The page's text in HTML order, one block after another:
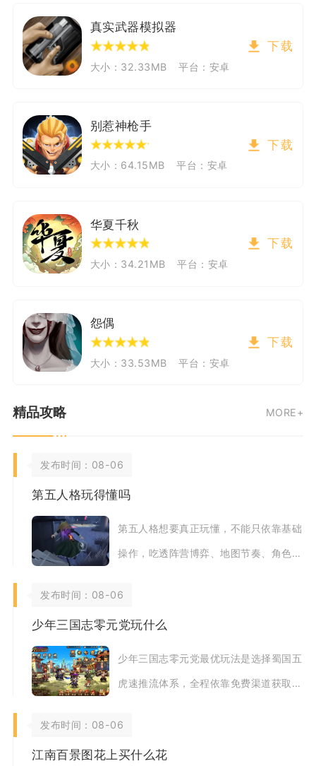
真实武器模拟器
大小：32.33MB 平台：安卓
下载
别惹神枪手
大小：64.15MB 平台：安卓
下载
华夏千秋
大小：34.21MB 平台：安卓
下载
怨偶
大小：33.53MB 平台：安卓
下载
精品攻略 MORE+
发布时间：08-06
第五人格玩得懂吗
第五人格想要真正玩懂，不能只依靠基础
操作，吃透阵营博弈、地图节奏、角色定
款1v4非对
发布时间：08-06
少年三国志零元党玩什么
少年三国志零元党最优玩法是选择蜀国五
虎速推流体系，全程依靠免费渠道获取武
推图、日常副
发布时间：08-06
江南百景图花上买什么花